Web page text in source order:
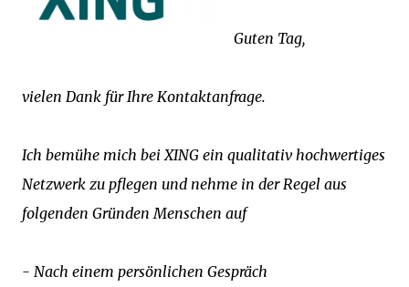
Guten Tag,
vielen Dank für Ihre Kontaktanfrage.
Ich bemühe mich bei XING ein qualitativ hochwertiges
Netzwerk zu pflegen und nehme in der Regel aus
folgenden Gründen Menschen auf
- Nach einem persönlichen Gespräch